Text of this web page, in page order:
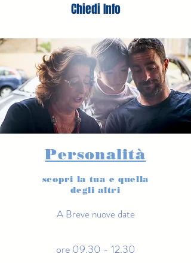
Chiedi Info
Personalità
scopri la tua e quella
degli altri
A Breve nuove date
ore 09.30 - 12.30